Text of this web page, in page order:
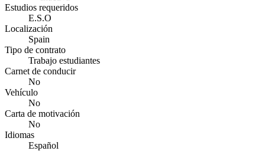
Estudios requeridos
E.S.O
Localización
Spain
Tipo de contrato
Trabajo estudiantes
Carnet de conducir
No
Vehículo
No
Carta de motivación
No
Idiomas
Español